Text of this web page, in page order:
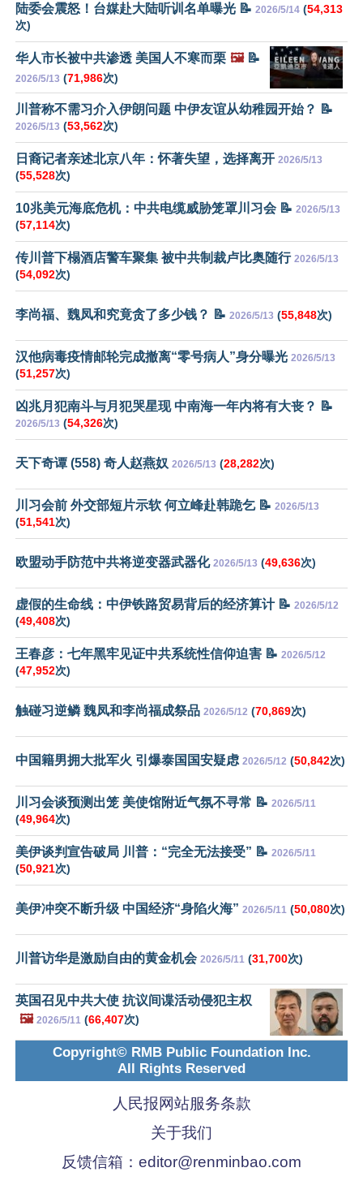
陆委会震怒！台媒赴大陆听训名单曝光 📝 2026/5/14 (54,313
次)
华人市长被中共渗透 美国人不寒而栗 🖼️📝
2026/5/13 (71,986次)
川普称不需习介入伊朗问题 中伊友谊从幼稚园开始？ 📝
2026/5/13 (53,562次)
日裔记者亲述北京八年：怀著失望，选择离开 2026/5/13
(55,528次)
10兆美元海底危机：中共电缆威胁笼罩川习会 📝 2026/5/13
(57,114次)
传川普下榻酒店警车聚集 被中共制裁卢比奥随行 2026/5/13
(54,092次)
李尚福、魏凤和究竟贪了多少钱？ 📝 2026/5/13 (55,848次)
汉他病毒疫情邮轮完成撤离“零号病人”身分曝光 2026/5/13
(51,257次)
凶兆月犯南斗与月犯哭星现 中南海一年内将有大丧？ 📝
2026/5/13 (54,326次)
天下奇谭 (558) 奇人赵燕奴 2026/5/13 (28,282次)
川习会前 外交部短片示软 何立峰赴韩跪乞 📝 2026/5/13
(51,541次)
欧盟动手防范中共将逆变器武器化 2026/5/13 (49,636次)
虚假的生命线：中伊铁路贸易背后的经济算计 📝 2026/5/12
(49,408次)
王春彦：七年黑牢见证中共系统性信仰迫害 📝 2026/5/12
(47,952次)
触碰习逆鳞 魏凤和李尚福成祭品 2026/5/12 (70,869次)
中国籍男拥大批军火 引爆泰国国安疑虑 2026/5/12 (50,842次)
川习会谈预测出笼 美使馆附近气氛不寻常 📝 2026/5/11
(49,964次)
美伊谈判宣告破局 川普：“完全无法接受” 📝 2026/5/11
(50,921次)
美伊冲突不断升级 中国经济“身陷火海” 2026/5/11 (50,080次)
川普访华是激励自由的黄金机会 2026/5/11 (31,700次)
英国召见中共大使 抗议间谍活动侵犯主权
🖼️ 2026/5/11 (66,407次)
Copyright© RMB Public Foundation Inc.
All Rights Reserved
人民报网站服务条款
关于我们
反馈信箱： editor@renminbao.com